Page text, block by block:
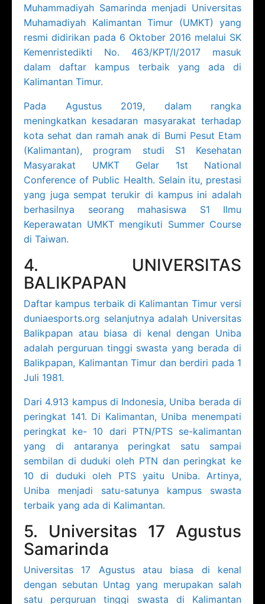
Muhammadiyah Samarinda menjadi Universitas
Muhamadiyah Kalimantan Timur (UMKT) yang
resmi didirikan pada 6 Oktober 2016 melalui SK
Kemenristedikti No. 463/KPT/I/2017 masuk
dalam daftar kampus terbaik yang ada di
Kalimantan Timur.
Pada Agustus 2019, dalam rangka
meningkatkan kesadaran masyarakat terhadap
kota sehat dan ramah anak di Bumi Pesut Etam
(Kalimantan), program studi S1 Kesehatan
Masyarakat UMKT Gelar 1st National
Conference of Public Health. Selain itu, prestasi
yang juga sempat terukir di kampus ini adalah
berhasilnya seorang mahasiswa S1 Ilmu
Keperawatan UMKT mengikuti Summer Course
di Taiwan.
4. UNIVERSITAS
BALIKPAPAN
Daftar kampus terbaik di Kalimantan Timur versi
duniaesports.org selanjutnya adalah Universitas
Balikpapan atau biasa di kenal dengan Uniba
adalah perguruan tinggi swasta yang berada di
Balikpapan, Kalimantan Timur dan berdiri pada 1
Juli 1981.
Dari 4.913 kampus di Indonesia, Uniba berada di
peringkat 141. Di Kalimantan, Uniba menempati
peringkat ke- 10 dari PTN/PTS se-kalimantan
yang di antaranya peringkat satu sampai
sembilan di duduki oleh PTN dan peringkat ke
10 di duduki oleh PTS yaitu Uniba. Artinya,
Uniba menjadi satu-satunya kampus swasta
terbaik yang ada di Kalimantan.
5. Universitas 17 Agustus
Samarinda
Universitas 17 Agustus atau biasa di kenal
dengan sebutan Untag yang merupakan salah
satu perguruan tinggi swasta di Kalimantan